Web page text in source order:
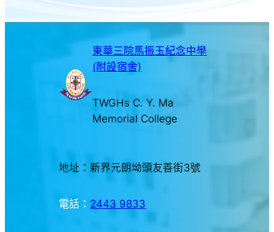
東華三院馬振玉紀念中學
(附設宿舍)
TWGHs C. Y. Ma
Memorial College
地址：新界元朗坳頭友善街3號
電話： 2443 9833